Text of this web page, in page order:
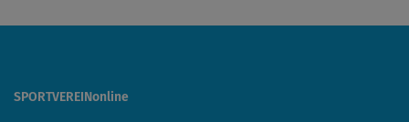
SPORTVEREINonline